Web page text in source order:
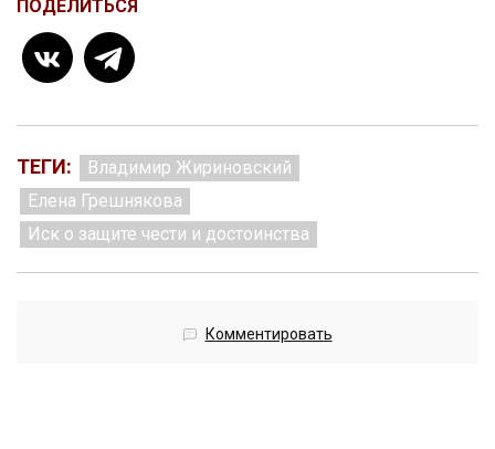
ПОДЕЛИТЬСЯ
ТЕГИ:
Владимир Жириновский
Елена Грешнякова
Иск о защите чести и достоинства
Комментировать